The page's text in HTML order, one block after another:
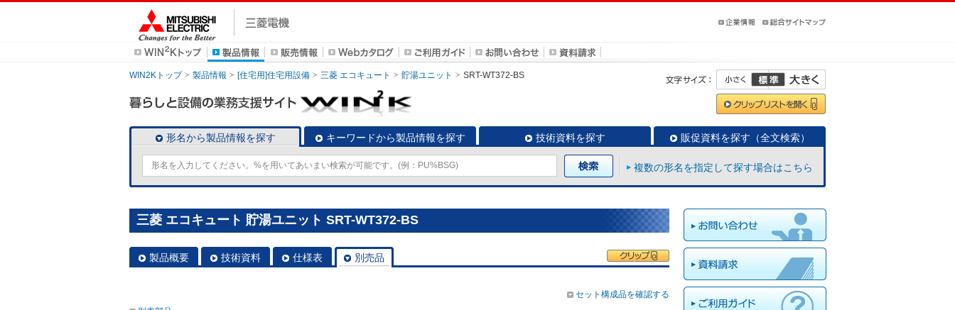
WIN2Kトップ 製品情報 [住宅用]住宅用設備 三菱 エコキュート 貯湯ユニット SRT-WT372-BS
形名から製品情報を探す キーワードから製品情報を探す 技術資料を探す 販促資料を探す（全文検索）
複数の形名を指定して探す場合はこちら
三菱 エコキュート 貯湯ユニット SRT-WT372-BS
製品概要 技術資料 仕様表 別売品
セット構成品を確認する